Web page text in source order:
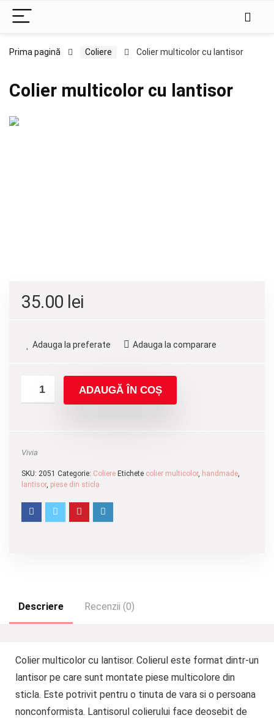
Prima pagină Coliere Colier multicolor cu lantisor
Colier multicolor cu lantisor
35.00 lei
Adauga la preferate Adauga la comparare
ADAUGĂ ÎN COȘ
Vivia
SKU: 2051 Categorie: Coliere Etichete colier multicolor, handmade,
lantisor, piese din sticla
Descriere Recenzii (0)
Colier multicolor cu lantisor. Colierul este format dintr-un
lantisor pe care sunt montate piese multicolore din
sticla. Este potrivit pentru o tinuta de vara si o persoana
nonconformista. Lantisorul colierului face deosebit de